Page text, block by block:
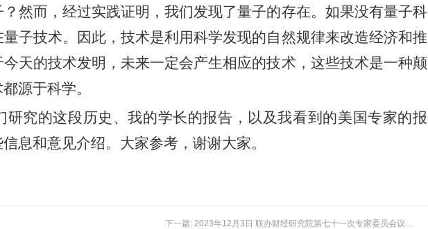
然而，经过实践证明，我们发现了量子的存在。如果没有量子科
子技术。因此，技术是利用科学发现的自然规律来改造经济和推
天的技术发明，未来一定会产生相应的技术，这些技术是一种颠
源于科学。
研究的这段历史、我的学长的报告，以及我看到的美国专家的报
息和意见介绍。大家参考，谢谢大家。